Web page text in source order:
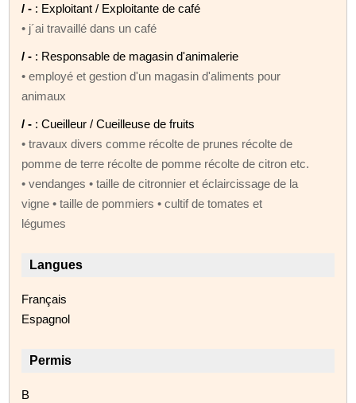
/ - : Exploitant / Exploitante de café
• j´ai travaillé dans un café
/ - : Responsable de magasin d'animalerie
• employé et gestion d'un magasin d'aliments pour
animaux
/ - : Cueilleur / Cueilleuse de fruits
• travaux divers comme récolte de prunes récolte de
pomme de terre récolte de pomme récolte de citron etc.
• vendanges • taille de citronnier et éclaircissage de la
vigne • taille de pommiers • cultif de tomates et
légumes
Langues
Français
Espagnol
Permis
B